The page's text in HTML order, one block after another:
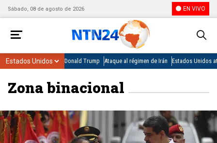
Sábado, 08 de agosto de 2026 EN VIVO
Donald Trump Ataque al régimen de Irán Estados Unidos
Zona binacional